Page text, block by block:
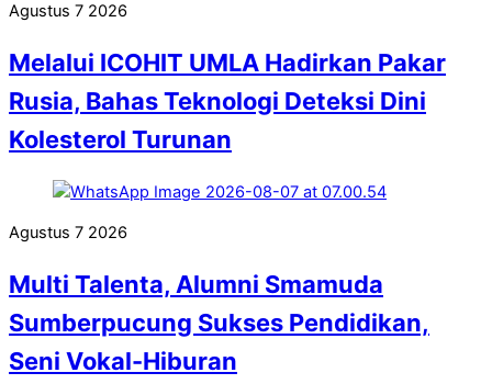
Agustus 7 2026
Melalui ICOHIT UMLA Hadirkan Pakar
Rusia, Bahas Teknologi Deteksi Dini
Kolesterol Turunan
Agustus 7 2026
Multi Talenta, Alumni Smamuda
Sumberpucung Sukses Pendidikan,
Seni Vokal-Hiburan